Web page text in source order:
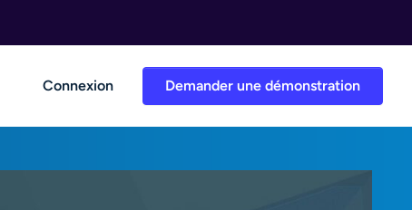
Demander une démonstration
Connexion